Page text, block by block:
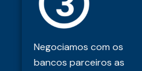
Negociamos com os
bancos parceiros as